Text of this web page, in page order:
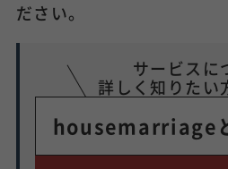
ださい。
サービスに
詳しく知りたい
housemarriage